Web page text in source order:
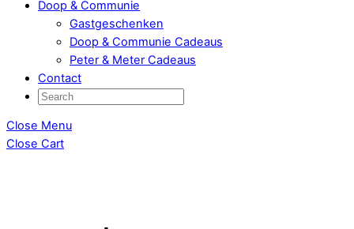
Doop & Communie
Gastgeschenken
Doop & Communie Cadeaus
Peter & Meter Cadeaus
Contact
Close Menu
Close Cart